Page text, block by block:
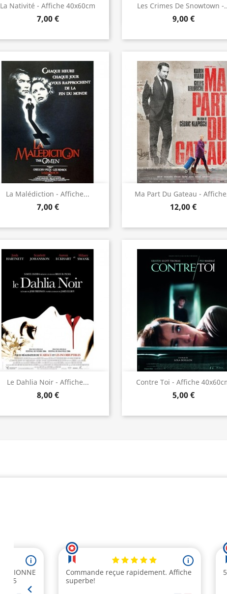
La Nativité - Affiche 40x60cm
7,00 €
Aperçu rapide Les Crimes De Snowtown -
9,00 €
Aperçu rapide
La Malédiction - Affiche...
7,00 €
Aperçu rapide Ma Part Du Gateau -
12,00 €
 Aperçu rapide
Le Dahlia Noir - Affiche...
8,00 €
Aperçu rapide Contre Toi - Affiche
5,00 €
Aperçu rapide